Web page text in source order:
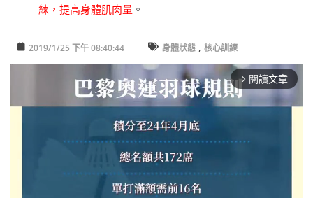
練，提高身體肌肉量 。
2019/1/25 下午 08:40:44 身體狀態 , 核心訓練
arrow_forward_ios 閱讀文章